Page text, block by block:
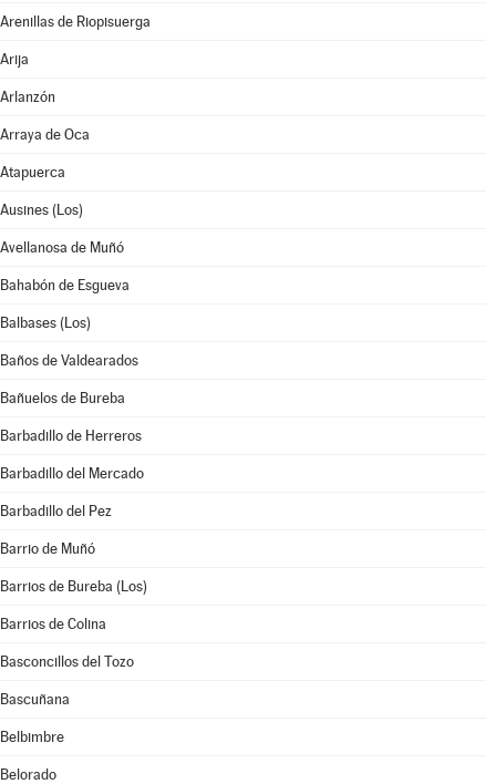
Arenillas de Riopisuerga
Arija
Arlanzón
Arraya de Oca
Atapuerca
Ausines (Los)
Avellanosa de Muñó
Bahabón de Esgueva
Balbases (Los)
Baños de Valdearados
Bañuelos de Bureba
Barbadillo de Herreros
Barbadillo del Mercado
Barbadillo del Pez
Barrio de Muñó
Barrios de Bureba (Los)
Barrios de Colina
Basconcillos del Tozo
Bascuñana
Belbimbre
Belorado